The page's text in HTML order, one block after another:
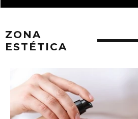
ZONA
ESTÉTICA